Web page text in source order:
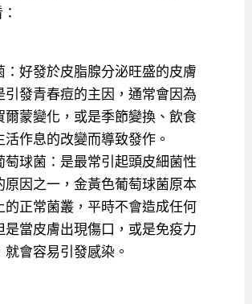
：好發於皮脂腺分泌旺盛的皮膚
引發青春痘的主因，通常會因為
爾蒙變化，或是季節變換、飲食
活作息的改變而導致發作。
萄球菌：是最常引起頭皮細菌性
原因之一，金黃色葡萄球菌原本
的正常菌叢，平時不會造成任何
是當皮膚出現傷口，或是免疫力
就會容易引發感染。